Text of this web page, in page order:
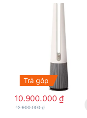
Trả góp
10.900.000₫
12.900.000₫
Sản phẩm này có